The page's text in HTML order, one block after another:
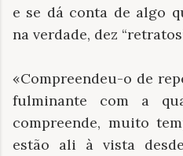
e se dá conta de algo
na verdade, dez
«Compreendeu-o de
fulminante com a
compreende, muito
estão ali à vista